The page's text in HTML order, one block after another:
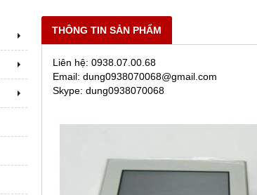
THÔNG TIN SẢN PHẨM
Liên hệ: 0938.07.00.68
Email: dung0938070068@gmail.com
Skype: dung0938070068